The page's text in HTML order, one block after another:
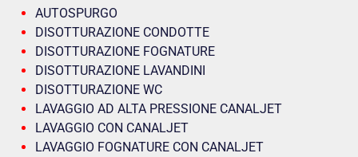
AUTOSPURGO
DISOTTURAZIONE CONDOTTE
DISOTTURAZIONE FOGNATURE
DISOTTURAZIONE LAVANDINI
DISOTTURAZIONE WC
LAVAGGIO AD ALTA PRESSIONE CANALJET
LAVAGGIO CON CANALJET
LAVAGGIO FOGNATURE CON CANALJET